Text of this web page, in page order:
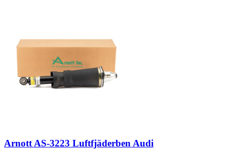
Arnott AS-3223 Luftfjäderben Audi